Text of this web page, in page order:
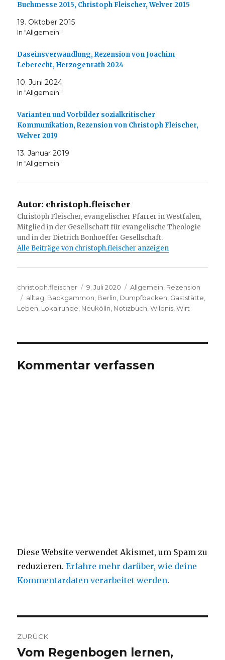
Buchmesse 2015, Christoph Fleischer, Welver 2015
19. Oktober 2015
In "Allgemein"
Daseinsverwandlung, Rezension von Joachim
Leberecht, Herzogenrath 2024
10. Juni 2024
In "Allgemein"
Varianten und Vorbilder sozialkritischer
Kommunikation, Rezension von Christoph Fleischer,
Welver 2019
13. Januar 2019
In "Allgemein"
Autor: christoph.fleischer
Christoph Fleischer, evangelischer Pfarrer in Westfalen,
Mitglied in der Gesellschaft für evangelische Theologie
und in der Dietrich Bonhoeffer Gesellschaft.
Alle Beiträge von christoph.fleischer anzeigen
Autor
christoph.fleischer
Veröffentlicht
am
9. Juli 2020 Kategorien
Allgemein Rezension
Schlagwörter
alltag Backgammon Berlin Dumpfbacken Gaststätte
Leben Lokalrunde Neukölln Notizbuch ,Wildnis ,Wirt
Kommentar verfassen
Diese Website verwendet Akismet, um Spam zu
reduzieren.Erfahre mehr darüber, wie deine
Kommentardaten verarbeitet werden.
ZURÜCK
Vorheriger
Vom Regenbogen lernen,